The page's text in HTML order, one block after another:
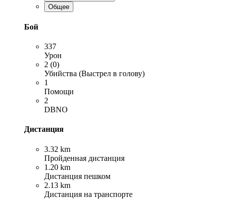
Общее
Бой
337
Урон
2 (0)
Убийства (Выстрел в голову)
1
Помощи
2
DBNO
Дистанция
3.32 km
Пройденная дистанция
1.20 km
Дистанция пешком
2.13 km
Дистанция на транспорте